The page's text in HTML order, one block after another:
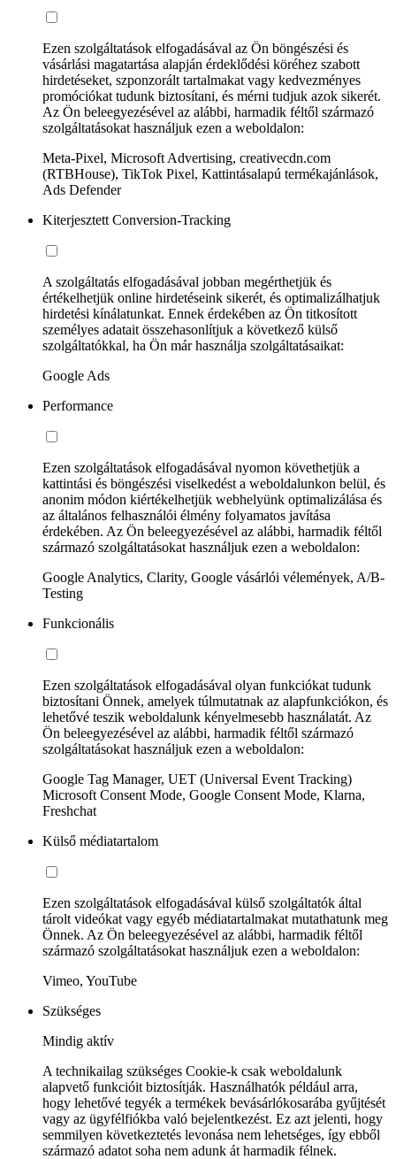
Ezen szolgáltatások elfogadásával az Ön böngészési és
vásárlási magatartása alapján érdeklődési köréhez szabott
hirdetéseket, szponzorált tartalmakat vagy kedvezményes
promóciókat tudunk biztosítani, és mérni tudjuk azok sikerét.
Az Ön beleegyezésével az alábbi, harmadik féltől származó
szolgáltatásokat használjuk ezen a weboldalon:
Meta-Pixel, Microsoft Advertising, creativecdn.com
(RTBHouse), TikTok Pixel, Kattintásalapú termékajánlások,
Ads Defender
Kiterjesztett Conversion-Tracking
A szolgáltatás elfogadásával jobban megérthetjük és
értékelhetjük online hirdetéseink sikerét, és optimalizálhatjuk
hirdetési kínálatunkat. Ennek érdekében az Ön titkosított
személyes adatait összehasonlítjuk a következő külső
szolgáltatókkal, ha Ön már használja szolgáltatásaikat:
Google Ads
Performance
Ezen szolgáltatások elfogadásával nyomon követhetjük a
kattintási és böngészési viselkedést a weboldalunkon belül, és
anonim módon kiértékelhetjük webhelyünk optimalizálása és
az általános felhasználói élmény folyamatos javítása
érdekében. Az Ön beleegyezésével az alábbi, harmadik féltől
származó szolgáltatásokat használjuk ezen a weboldalon:
Google Analytics, Clarity, Google vásárlói vélemények, A/B-
Testing
Funkcionális
Ezen szolgáltatások elfogadásával olyan funkciókat tudunk
biztosítani Önnek, amelyek túlmutatnak az alapfunkciókon, és
lehetővé teszik weboldalunk kényelmesebb használatát. Az
Ön beleegyezésével az alábbi, harmadik féltől származó
szolgáltatásokat használjuk ezen a weboldalon:
Google Tag Manager, UET (Universal Event Tracking)
Microsoft Consent Mode, Google Consent Mode, Klarna,
Freshchat
Külső médiatartalom
Ezen szolgáltatások elfogadásával külső szolgáltatók által
tárolt videókat vagy egyéb médiatartalmakat mutathatunk meg
Önnek. Az Ön beleegyezésével az alábbi, harmadik féltől
származó szolgáltatásokat használjuk ezen a weboldalon:
Vimeo, YouTube
Szükséges
Mindig aktív
A technikailag szükséges Cookie-k csak weboldalunk
alapvető funkcióit biztosítják. Használhatók például arra,
hogy lehetővé tegyék a termékek bevásárlókosarába gyűjtését
vagy az ügyfélfiókba való bejelentkezést. Ez azt jelenti, hogy
semmilyen következtetés levonása nem lehetséges, így ebből
származó adatot soha nem adunk át harmadik félnek.